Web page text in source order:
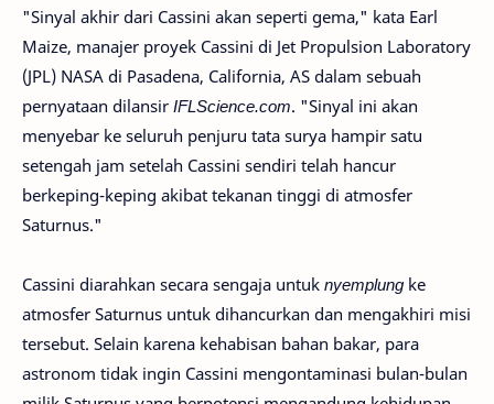
"Sinyal akhir dari Cassini akan seperti gema," kata Earl
Maize, manajer proyek Cassini di Jet Propulsion Laboratory
(JPL) NASA di Pasadena, California, AS dalam sebuah
pernyataan dilansir IFLScience.com. "Sinyal ini akan
menyebar ke seluruh penjuru tata surya hampir satu
setengah jam setelah Cassini sendiri telah hancur
berkeping-keping akibat tekanan tinggi di atmosfer
Saturnus."
Cassini diarahkan secara sengaja untuk nyemplung ke
atmosfer Saturnus untuk dihancurkan dan mengakhiri misi
tersebut. Selain karena kehabisan bahan bakar, para
astronom tidak ingin Cassini mengontaminasi bulan-bulan